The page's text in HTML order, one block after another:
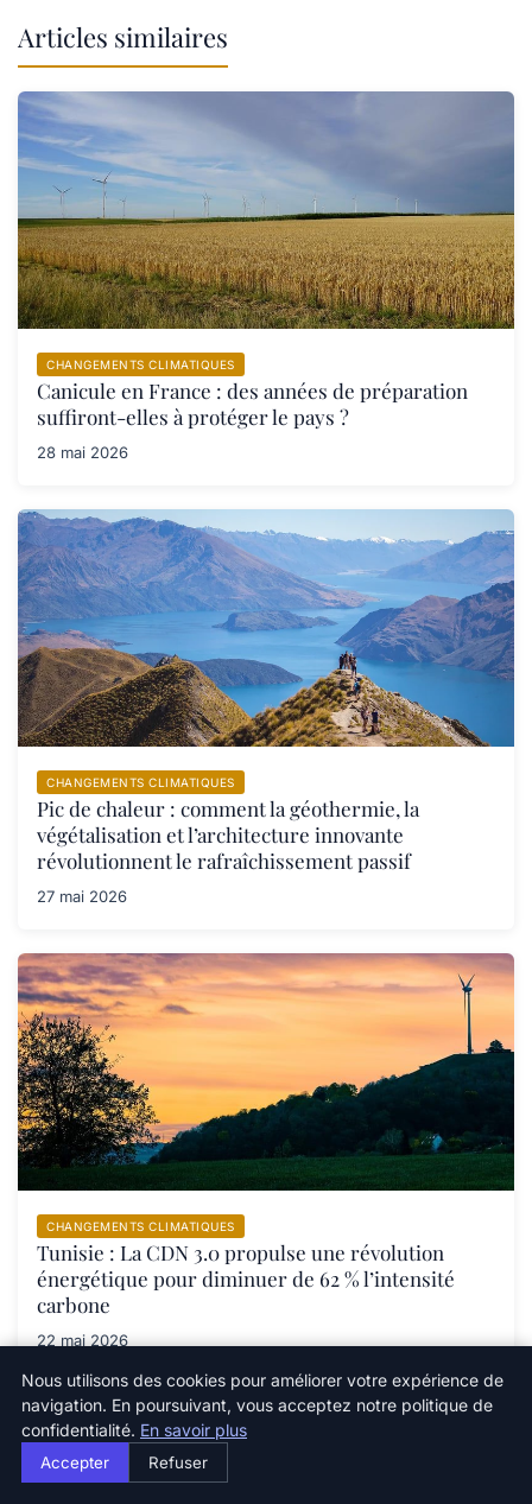
Articles similaires
CHANGEMENTS CLIMATIQUES
Canicule en France : des années de préparation
suffiront-elles à protéger le pays ?
28 mai 2026
CHANGEMENTS CLIMATIQUES
Pic de chaleur : comment la géothermie, la
végétalisation et l’architecture innovante
révolutionnent le rafraîchissement passif
27 mai 2026
CHANGEMENTS CLIMATIQUES
Tunisie : La CDN 3.0 propulse une révolution
énergétique pour diminuer de 62 % l’intensité
carbone
22 mai 2026
Nous utilisons des cookies pour améliorer votre expérience de
navigation. En poursuivant, vous acceptez notre politique de
confidentialité. En savoir plus
Accepter Refuser